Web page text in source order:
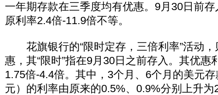
一年期存款在三季度均有优惠。9月30日前
原利率2.4倍-11.9倍不等。
花旗银行的“限时定存，三倍利率”活动，
惠，其“限时”指在9月30日之前存入。其优惠
1.75倍-4.4倍。其中，3个月、6个月的美元
元）的利率由原来的0.5%、0.9%分别上升